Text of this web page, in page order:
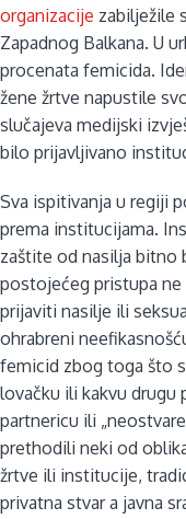
organizacije zabilježile
Zapadnog Balkana. U
procenata femicida.
žene žrtve napustile
slučajeva medijski
bilo prijavljivano
Sva ispitivanja u regiji
prema institucijama.
zaštite od nasilja bitno
postojećeg pristupa ne
prijaviti nasilje ili
ohrabreni
femicid zbog toga što
lovačku ili kakvu drugu
partnericu ili
prethodili neki od
žrtve ili institucije,
privatna stvar a javna